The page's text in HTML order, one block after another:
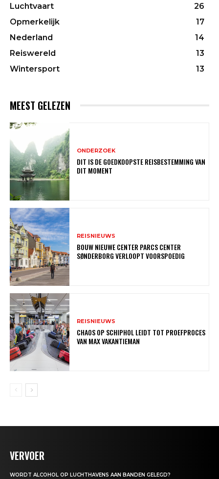
Luchtvaart
26
Opmerkelijk
17
Nederland
14
Reiswereld
13
Wintersport
13
MEEST GELEZEN
ONDERZOEK
DIT IS DE GOEDKOOPSTE REISBESTEMMING VAN
DIT MOMENT
REISNIEUWS
BOUW NIEUWE CENTER PARCS CENTER
SØNDERBORG VERLOOPT VOORSPOEDIG
REISNIEUWS
CHAOS OP SCHIPHOL LEIDT TOT PROEFPROCES
VAN MAX VAKANTIEMAN
VERVOER
WORDT ALCOHOL OP LUCHTHAVENS AAN BANDEN GELEGD?